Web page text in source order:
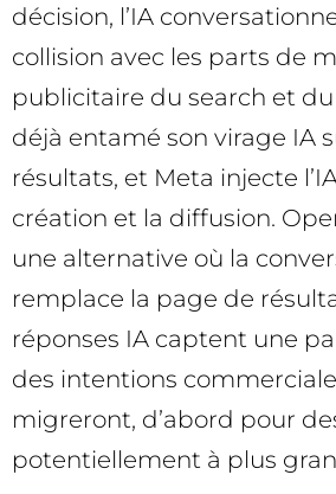
décision, l’IA
collision avec les parts de
publicitaire du search et du
déjà entamé son virage IA
résultats, et Meta injecte
création et la diffusion.
une alternative où la
remplace la page de
réponses IA captent une
des intentions
migreront, d’abord pour
potentiellement à plus